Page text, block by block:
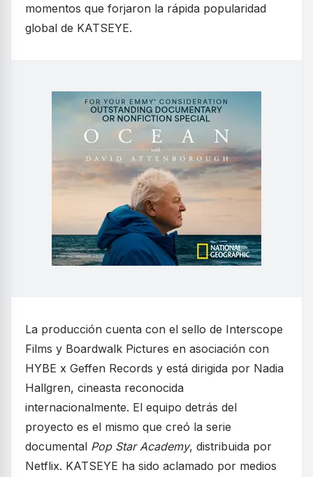
momentos que forjaron la rápida popularidad
global de KATSEYE.
La producción cuenta con el sello de Interscope
Films y Boardwalk Pictures en asociación con
HYBE x Geffen Records y está dirigida por Nadia
Hallgren, cineasta reconocida
internacionalmente. El equipo detrás del
proyecto es el mismo que creó la serie
documental Pop Star Academy, distribuida por
Netflix. KATSEYE ha sido aclamado por medios